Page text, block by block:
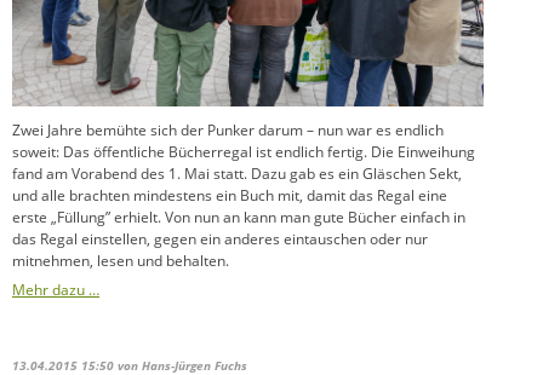
Zwei Jahre bemühte sich der Punker darum – nun war es endlich
soweit: Das öffentliche Bücherregal ist endlich fertig. Die Einweihung
fand am Vorabend des 1. Mai statt. Dazu gab es ein Gläschen Sekt,
und alle brachten mindestens ein Buch mit, damit das Regal eine
erste „Füllung” erhielt. Von nun an kann man gute Bücher einfach in
das Regal einstellen, gegen ein anderes eintauschen oder nur
mitnehmen, lesen und behalten.
Mehr dazu …
13.04.2015 15:50 von Hans-Jürgen Fuchs